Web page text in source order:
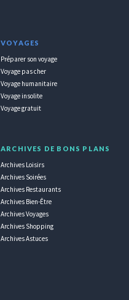
VOYAGES
Préparer son voyage
Voyage pas cher
Voyage humanitaire
Voyage insolite
Voyage gratuit
ARCHIVES DE BONS PLANS
Archives Loisirs
Archives Soirées
Archives Restaurants
Archives Bien-Être
Archives Voyages
Archives Shopping
Archives Astuces